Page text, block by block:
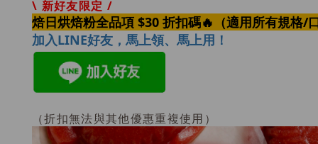
\ 新好友限定 /
焙日烘焙粉全品項 $30 折扣碼🔥 （適用所有規格/
加入LINE好友，馬上領、馬上用！
（折扣無法與其他優惠重複使用）